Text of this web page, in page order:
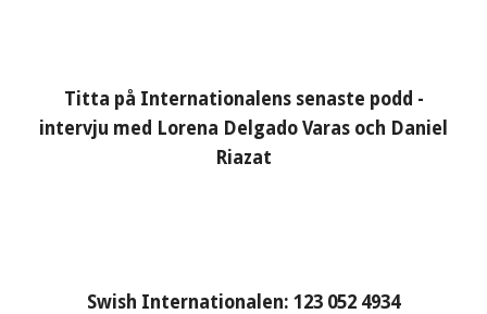
Titta på Internationalens senaste podd -
intervju med Lorena Delgado Varas och Daniel
Riazat
Swish Internationalen: 123 052 4934